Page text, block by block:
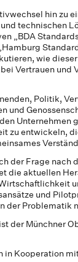
hin zu
technischen
„BDA
wie
Vertrauen und
Politik,
und
Unternehmen
zu entwickeln,
der Frage nach
die aktuellen
und
der Problematik
der Münchner
in Kooperation